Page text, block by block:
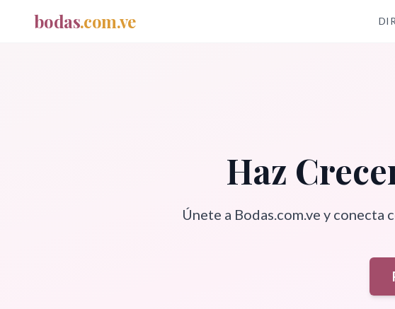
bodas.com.ve
Haz
Únete a Bodas.com.ve y conecta